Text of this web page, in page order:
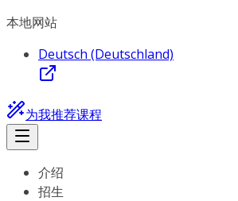
本地网站
Deutsch (Deutschland)
为我推荐课程
介绍
招生